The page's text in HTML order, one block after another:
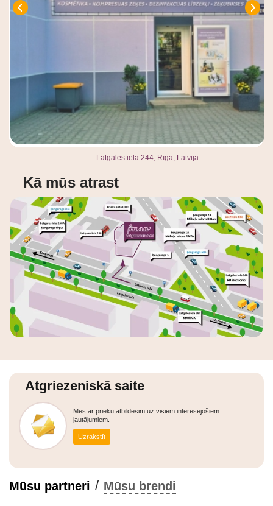
Latgales iela 244, Rīga, Latvija
Kā mūs atrast
Mūsu partneri / Mūsu brendi
Atgriezeniskā saite
Mēs ar prieku atbildēsim uz visiem interesējošiem
jautājumiem.
Uzrakstīt